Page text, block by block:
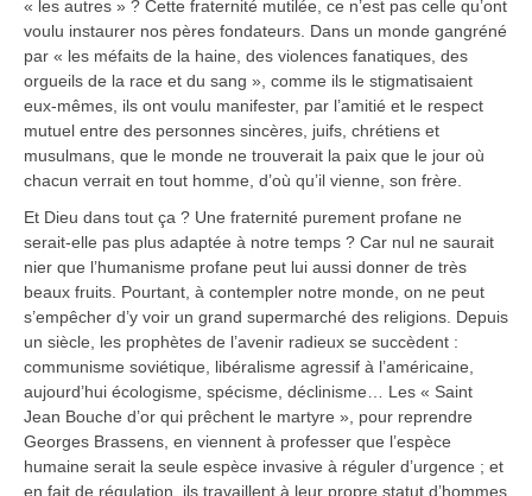
« les autres » ? Cette fraternité mutilée, ce n’est pas celle qu’ont
voulu instaurer nos pères fondateurs. Dans un monde gangréné
par « les méfaits de la haine, des violences fanatiques, des
orgueils de la race et du sang », comme ils le stigmatisaient
eux-mêmes, ils ont voulu manifester, par l’amitié et le respect
mutuel entre des personnes sincères, juifs, chrétiens et
musulmans, que le monde ne trouverait la paix que le jour où
chacun verrait en tout homme, d’où qu’il vienne, son frère.
Et Dieu dans tout ça ? Une fraternité purement profane ne
serait-elle pas plus adaptée à notre temps ? Car nul ne saurait
nier que l’humanisme profane peut lui aussi donner de très
beaux fruits. Pourtant, à contempler notre monde, on ne peut
s’empêcher d’y voir un grand supermarché des religions. Depuis
un siècle, les prophètes de l’avenir radieux se succèdent :
communisme soviétique, libéralisme agressif à l’américaine,
aujourd’hui écologisme, spécisme, déclinisme… Les « Saint
Jean Bouche d’or qui prêchent le martyre », pour reprendre
Georges Brassens, en viennent à professer que l’espèce
humaine serait la seule espèce invasive à réguler d’urgence ; et
en fait de régulation, ils travaillent à leur propre statut d’hommes